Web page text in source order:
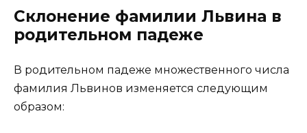
Склонение фамилии Львина в
родительном падеже
В родительном падеже множественного числа
фамилия Львинов изменяется следующим
образом: